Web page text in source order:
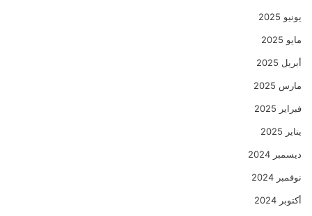
يونيو 2025
مايو 2025
أبريل 2025
مارس 2025
فبراير 2025
يناير 2025
ديسمبر 2024
نوفمبر 2024
أكتوبر 2024